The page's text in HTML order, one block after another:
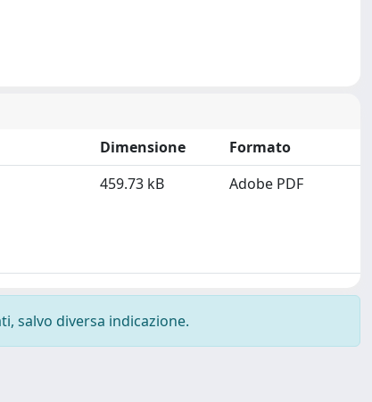
Dimensione
Formato
459.73 kB Adobe PDF
salvo diversa indicazione.